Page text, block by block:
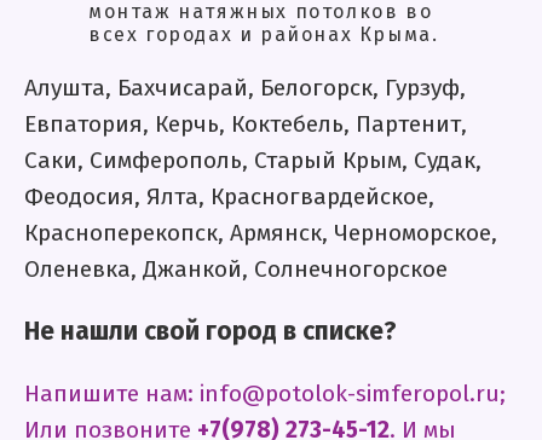
* ❆
монтаж натяжных потолков во
всех городах и районах Крыма.
Алушта, Бахчисарай, Белогорск, Гурзуф,
Евпатория, Керчь, Коктебель, Партенит,
Саки, Симферополь, Старый Крым, Судак,
Феодосия, Ялта, Красногвардейское,
Красноперекопск, Армянск, Черноморское,
Оленевка, Джанкой, Солнечногорское
Не нашли свой город в списке?
Напишите нам: info@potolok-simferopol.ru;
Или позвоните +7(978) 273-45-12. И мы